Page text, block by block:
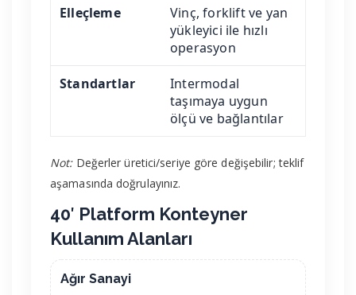
Elleçleme
Vinç, forklift ve yan
yükleyici ile hızlı
operasyon
Standartlar
Intermodal
taşımaya uygun
ölçü ve bağlantılar
Not:Değerler üretici/seriye göre değişebilir; teklif
aşamasında doğrulayınız.
40′ Platform Konteyner
Kullanım Alanları
Ağır Sanayi